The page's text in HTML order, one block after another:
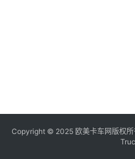
Copyright © 2025 欧美卡车网版权所